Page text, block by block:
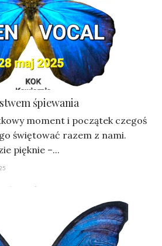
śpiewania
moment i początek czegoś
świętować razem z nami.
pięknie –...